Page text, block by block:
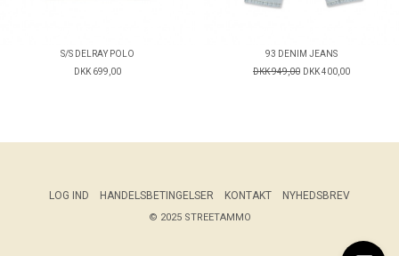
S/S DELRAY POLO
DKK 699,00
93 DENIM JEANS
DKK 949,00 DKK 400,00
LOG IND HANDELSBETINGELSER KONTAKT NYHEDSBREV
© 2025 STREETAMMO